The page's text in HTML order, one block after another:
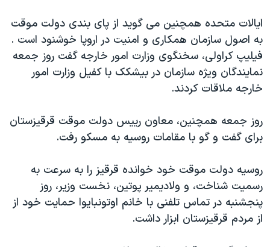
نرگس محمدی برنده جایزه نوبل صلح
همایش محافظه‌کاران آمریکا «سی‌پک»
صفحه‌های ویژه
سفر پرزیدنت ترامپ به چین
ایالات متحده همچنین می گوید از پای بندی دولت موقت
به اصول سازمان همکاری و امنیت در اروپا خوشنود است .
فیلیپ کراولی، سخنگوی وزارت امور خارجه گفت روز جمعه
نمایندگان ویژه سازمان در بیشکک با کفیل وزارت امور
خارجه ملاقات کردند.
روز جمعه همچنین، معاون رییس دولت موقت قرقیزستان
برای گفت و گو با مقامات روسیه به مسکو رفت.
روسیه دولت موقت خود خوانده قرقیز را به سرعت به
رسمیت شناخت، و ولادیمیر پوتین، نخست وزیر، روز
پنجشنبه در تماس تلفنی با خانم اوتونبایوا حمایت خود از
از مردم قرقیزستان ابزار داشت.